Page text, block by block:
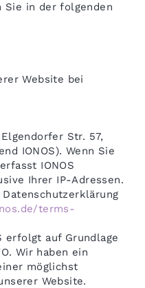
Sie in der folgenden
Website bei
Str. 57,
IONOS). Wenn Sie
IONOS
Ihrer IP-Adressen.
terms-
erfolgt auf Grundlage
Wir haben ein
möglichst
Website.